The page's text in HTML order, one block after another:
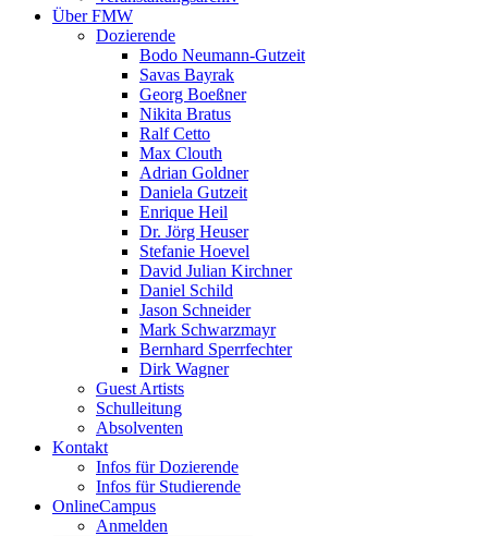
Über FMW
Dozierende
Bodo Neumann-Gutzeit
Savas Bayrak
Georg Boeßner
Nikita Bratus
Ralf Cetto
Max Clouth
Adrian Goldner
Daniela Gutzeit
Enrique Heil
Dr. Jörg Heuser
Stefanie Hoevel
David Julian Kirchner
Daniel Schild
Jason Schneider
Mark Schwarzmayr
Bernhard Sperrfechter
Dirk Wagner
Guest Artists
Schulleitung
Absolventen
Kontakt
Infos für Dozierende
Infos für Studierende
OnlineCampus
Anmelden